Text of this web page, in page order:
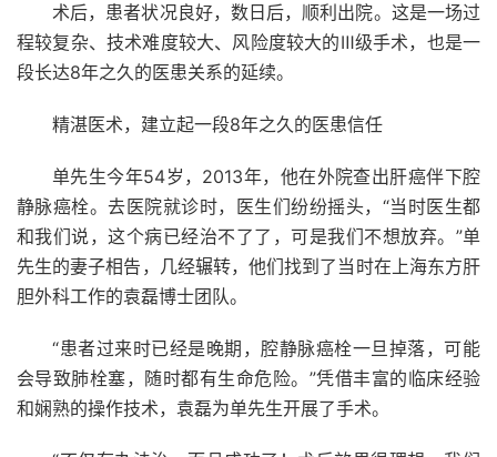
术后，患者状况良好，数日后，顺利出院。这是一场过
程较复杂、技术难度较大、风险度较大的Ⅲ级手术，也是一
段长达8年之久的医患关系的延续。
精湛医术，建立起一段8年之久的医患信任
单先生今年54岁，2013年，他在外院查出肝癌伴下腔
静脉癌栓。去医院就诊时，医生们纷纷摇头，“当时医生都
和我们说，这个病已经治不了了，可是我们不想放弃。”单
先生的妻子相告，几经辗转，他们找到了当时在上海东方肝
胆外科工作的袁磊博士团队。
“患者过来时已经是晚期，腔静脉癌栓一旦掉落，可能
会导致肺栓塞，随时都有生命危险。”凭借丰富的临床经验
和娴熟的操作技术，袁磊为单先生开展了手术。